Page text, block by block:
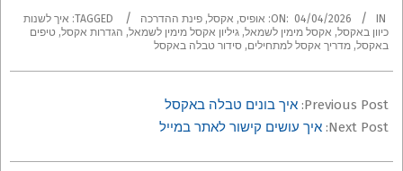
04-
04
ON: 04/04/2026 IN: אופיס, אקסל, פינת ההדרכה TAGGED: איך לשנות
כיוון באקסל, אקסל מימין לשמאל, גיליון אקסל מימין לשמאל, הגדרות אקסל, טיפים
באקסל, מדריך אקסל למתחילים, סידור טבלה באקסל
Previous Post: איך בונים טבלה באקסל
Next Post: איך עושים קישור לאתר במייל